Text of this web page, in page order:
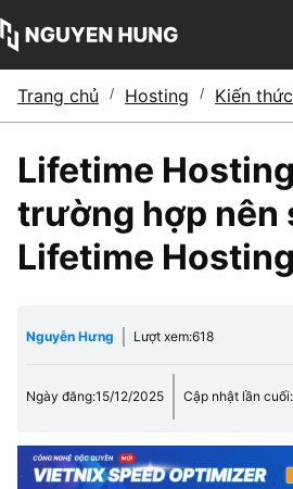
Trang chủ / Hosting / Kiến thức
Lifetime
trường hợp nên
Lifetime Hosting
Nguyễn Hưng Lượt xem:618
Ngày đăng:15/12/2025 Cập nhật lần cuối: